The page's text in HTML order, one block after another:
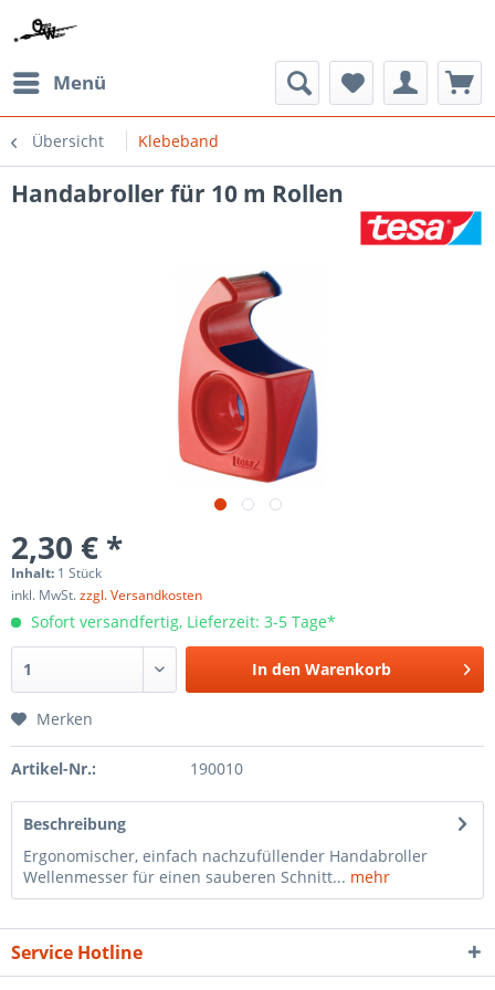
Menü
Übersicht Klebeband
Handabroller für 10 m Rollen
2,30 € *
Inhalt: 1 Stück
inkl. MwSt.zzgl. Versandkosten
Sofort versandfertig, Lieferzeit: 3-5 Tage*
In den Warenkorb
Merken
Artikel-Nr.: 190010
Beschreibung
Ergonomischer, einfach nachzufüllender Handabroller
Wellenmesser für einen sauberen Schnitt... mehr
Service Hotline